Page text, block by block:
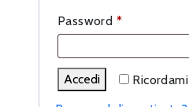
Password *Richiesto
Ricordami
Accedi